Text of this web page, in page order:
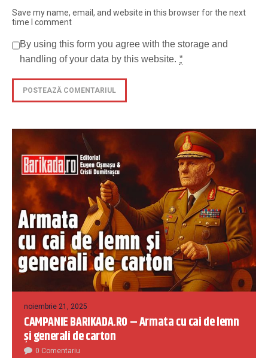
Save my name, email, and website in this browser for the next
time I comment
By using this form you agree with the storage and
handling of your data by this website. *
noiembrie 21, 2025
CAMPANIE BARIKADA.RO – Armata cu cai de lemn
și generali de carton
0 Comentariu